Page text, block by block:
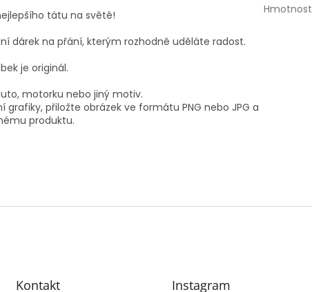
tátu na světě!
dárek na přání, kterým rozhodně uděláte radost.
je originál.
motorku nebo jiný motiv.
grafiky, přiložte obrázek ve formátu PNG nebo JPG a
produktu.
Hmotnost
Kontakt Instagram